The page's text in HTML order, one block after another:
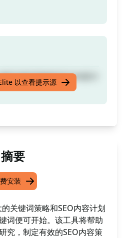
建关键词策略和SEO内容计
以查看提示源
摘要
安装
关键词策略和SEO内容计划
词便可开始。该工具将帮助
究，制定有效的SEO内容策